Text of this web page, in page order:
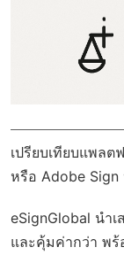
เปรียบเทียบแพล
หรือ Adobe Sign
eSignGlobal นำ
และคุ้มค่ากว่า พร้